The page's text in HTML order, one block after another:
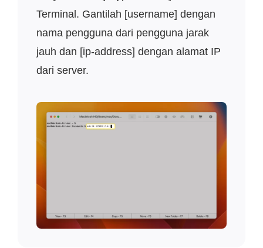
Terminal. Gantilah [username] dengan
nama pengguna dari pengguna jarak
jauh dan [ip-address] dengan alamat IP
dari server.